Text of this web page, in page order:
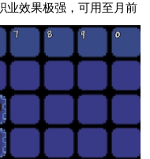
业效果极强，可用至月前